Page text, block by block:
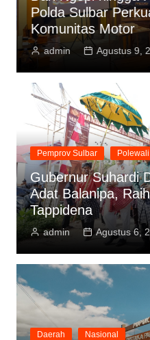
Polda Sulbar
Komunitas Motor
admin Agustus 9,
Pemprov Sulbar
Gubernur Suhardi
Adat Balanipa,
Tappidena
admin Agustus 6,
Daerah Nasional